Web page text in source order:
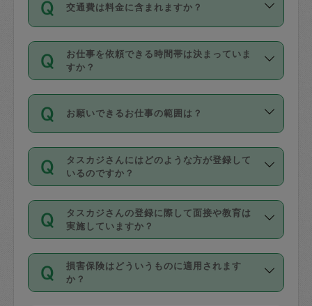
を行う際にご入力ください。プロフィー
ル登録時にはご入力いただかなくても大
丈夫です。
デビットカード・プリペイドカード（Vプ
リカ、au WALLETなど）は支払にはご利
銀行振込や現金払いも対応していませ
なお、タスカジさんの交通費も、依頼料
金のご請求と合わせてお支払いとなりま
動計算で表示されます。
隔週）」があり、「定期」の依頼は「ス
ポット」よりお得な料金でご利用できま
す。
定期の最低利用回数は設けていない代わ
りに、一定数を超えたキャンセルは有償
（例：毎週定期の場合は３回以上のキャ
ンセルが有償（1200円、隔週定期の場合
は２回以上のキャンセルが有償（1200
交通費は料金に含まれますか？
交通費は依頼料金とは別途発生し、依頼
料金のご請求と合わせてお支払いとなり
ます。交通費の金額は「依頼の詳細」に
お仕事を依頼できる時間帯は決まっていま
すか？
時間帯は3種類あります。いずれも１回あ
たり３時間です。
・ＡＭ ９時～１２時
・ＰＭ １３時～１６時
・夜 １８時～２１時
開始時間を２時間前後変更することが可
能です。依頼送信後、個別にタスカジさ
んにメッセージを送り調整してくださ
い。ただし、２時間を越えての調整はで
お願いできるお仕事の範囲は？
掃除、整理収納、洗濯、買い物、料理、
作り置きです。タスカジさんによってで
きる仕事の範囲が異なりますので、依頼
する前にタスカジさんのプロフィールで
確認してください。
基本的に、高所での作業や危険作業、屋
外での作業は対象外です。
タスカジさんにはどのような方が登録して
いるのですか？
主婦として長年の家事経験をお持ちの
方、栄養士・調理師といった資格者で保
育園や学校の給食やレストランで料理関
係の専門職に従事されていた方、日本で
すでにハウスキーパーや英語の先生とし
てお仕事をしているフィリピン出身の
タスカジさんの登録に際して面接や教育は
実施していますか？
応募の際に、各自事務局との面接と説明
を行っています。その後、身分証明書の
写真提出をしていただいています。外国
損害保険はどういうものに適用されます
か？